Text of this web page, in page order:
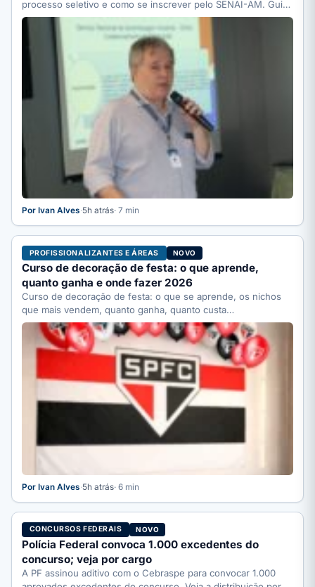
processo seletivo e como se inscrever pelo SENAI-AM. Guia
completo.
Por Ivan Alves·5h atrás· 7 min
PROFISSIONALIZANTES E ÁREAS NOVO
Curso de decoração de festa: o que aprende,
quanto ganha e onde fazer 2026
Curso de decoração de festa: o que se aprende, os nichos
que mais vendem, quanto ganha, quanto custa…
Por Ivan Alves·5h atrás· 6 min
CONCURSOS FEDERAIS NOVO
Polícia Federal convoca 1.000 excedentes do
concurso; veja por cargo
A PF assinou aditivo com o Cebraspe para convocar 1.000